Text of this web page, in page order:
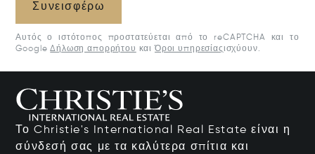
Συνεισφέρω
Αυτός ο ιστότοπος προστατεύεται από το reCAPTCHA και το
Google Δήλωση απορρήτου καιΌροι υπηρεσίαςισχύουν.
Το Christie's International Real Estate είναι η
σύνδεσή σας με τα καλύτερα σπίτια και